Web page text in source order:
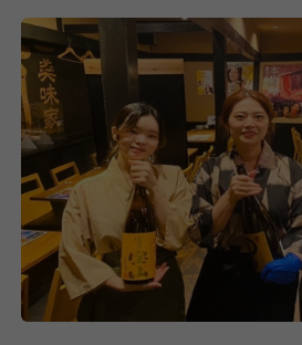
い。
ぜひ当社であなたの経験を発揮
1、一般社員
2、主任
2、店長
3、ブロック長
4、マネージャー
5、部長
6、物件開発
7、購買・商品開発
8、採用・育成担当